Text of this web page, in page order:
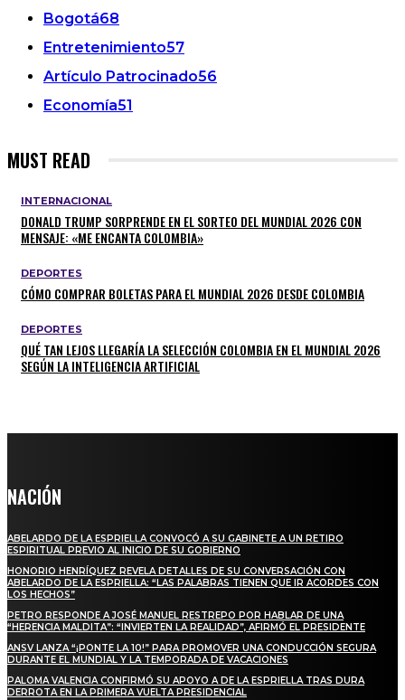
Bogotá68
Entretenimiento57
Artículo Patrocinado56
Economía51
MUST READ
INTERNACIONAL
DONALD TRUMP SORPRENDE EN EL SORTEO DEL MUNDIAL 2026 CON
MENSAJE: «ME ENCANTA COLOMBIA»
DEPORTES
CÓMO COMPRAR BOLETAS PARA EL MUNDIAL 2026 DESDE COLOMBIA
DEPORTES
QUÉ TAN LEJOS LLEGARÍA LA SELECCIÓN COLOMBIA EN EL MUNDIAL 2026
SEGÚN LA INTELIGENCIA ARTIFICIAL
NACIÓN
ABELARDO DE LA ESPRIELLA CONVOCÓ A SU GABINETE A UN RETIRO
ESPIRITUAL PREVIO AL INICIO DE SU GOBIERNO
HONORIO HENRÍQUEZ REVELA DETALLES DE SU CONVERSACIÓN CON
ABELARDO DE LA ESPRIELLA: “LAS PALABRAS TIENEN QUE IR ACORDES CON
LOS HECHOS”
PETRO RESPONDE A JOSÉ MANUEL RESTREPO POR HABLAR DE UNA
“HERENCIA MALDITA”: “INVIERTEN LA REALIDAD”, AFIRMÓ EL PRESIDENTE
ANSV LANZA “¡PONTE LA 10!” PARA PROMOVER UNA CONDUCCIÓN SEGURA
DURANTE EL MUNDIAL Y LA TEMPORADA DE VACACIONES
PALOMA VALENCIA CONFIRMÓ SU APOYO A DE LA ESPRIELLA TRAS DURA
DERROTA EN LA PRIMERA VUELTA PRESIDENCIAL